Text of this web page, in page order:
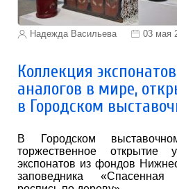
Надежда Васильева 03 мая
Коллекция
аналогов в мире,
в Городском
В Городском
торжественное открытие
экспонатов из фондов
заповедника